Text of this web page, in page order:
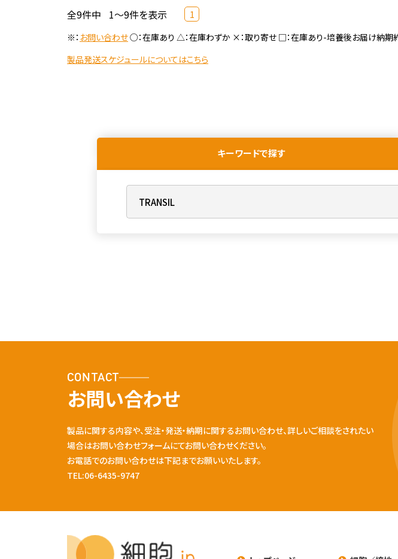
全9件中 1～9件を表示 1
※： お問い合わせ○：在庫あり △：在庫わずか ×：取り寄せ □：在庫あり-培養後お届け納期
製品発送スケジュールについてはこちら
キーワードで探す
CONTACT
お問い合わせ
製品に関する内容や、受注・発送・納期に関するお問い合わせ、詳しいご相談をされたい
場合はお問い合わせフォームにてお問い合わせください。
お電話でのお問い合わせは下記までお願いいたします。
TEL:06-6435-9747